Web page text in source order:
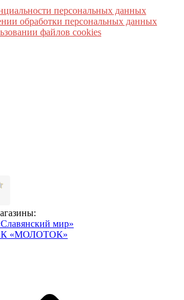
персональных данных
обработки персональных данных
файлов cookies
мир»
«МОЛОТОК»